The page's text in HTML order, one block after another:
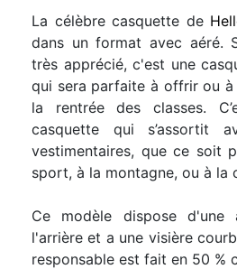
La célèbre casquette de
dans un format avec aéré.
très apprécié, c'est une
qui sera parfaite à offrir ou
la rentrée des classes.
casquette qui s’assortit
vestimentaires, que ce soit
sport, à la montagne, ou à la
Ce modèle dispose d'une
l'arrière et a une visière
responsable est fait en 50 %